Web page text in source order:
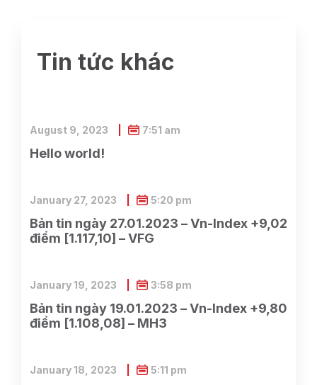
Tin tức khác
Hello world!
August 9, 2023 7:51 am
Bản tin ngày 27.01.2023 – Vn-Index +9,02
điểm [1.117,10] – VFG
January 27, 2023 5:20 pm
Bản tin ngày 19.01.2023 – Vn-Index +9,80
điểm [1.108,08] – MH3
January 19, 2023 3:58 pm
January 18, 2023 5:11 pm